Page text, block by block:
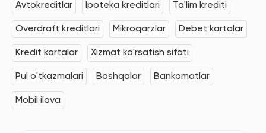
Avtokreditlar Ipoteka kreditlari Ta'lim krediti
Overdraft kreditlari Mikroqarzlar Debet kartalar
Kredit kartalar Xizmat ko'rsatish sifati
Pul o'tkazmalari Boshqalar Bankomatlar
Mobil ilova